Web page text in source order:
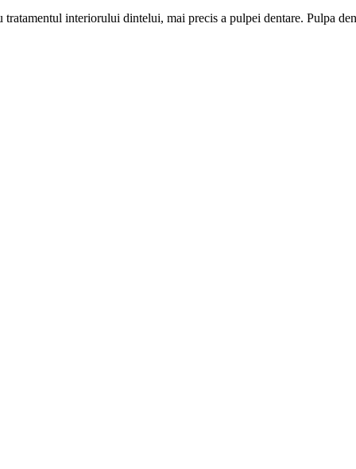
tratamentul interiorului dintelui, mai precis a pulpei dentare. Pulpa